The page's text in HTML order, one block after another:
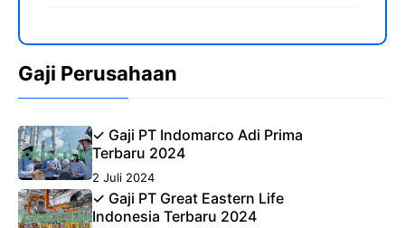
Gaji Perusahaan
✓ Gaji PT Indomarco Adi Prima
Terbaru 2024
2 Juli 2024
✓ Gaji PT Great Eastern Life
Indonesia Terbaru 2024